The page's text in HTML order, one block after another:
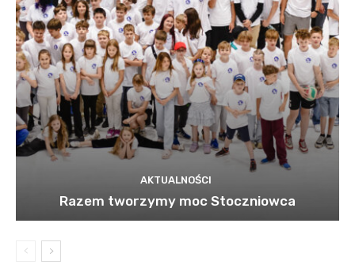
AKTUALNOŚCI
Razem tworzymy moc Stoczniowca